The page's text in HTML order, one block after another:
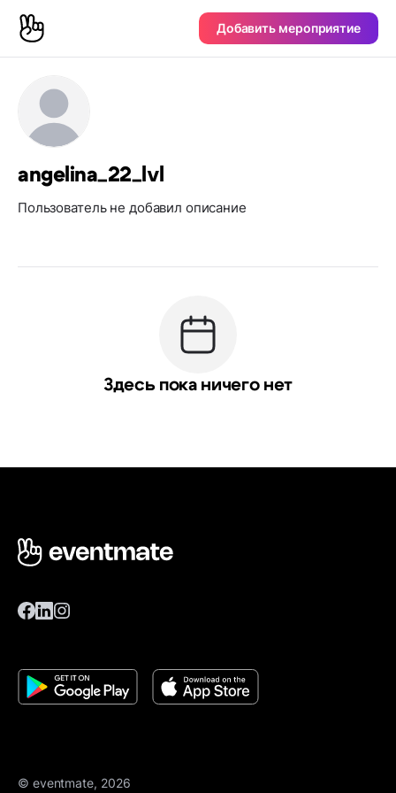
Добавить мероприятие
angelina_22_lvl
Пользователь не добавил описание
Здесь пока ничего нет
© eventmate, 2026